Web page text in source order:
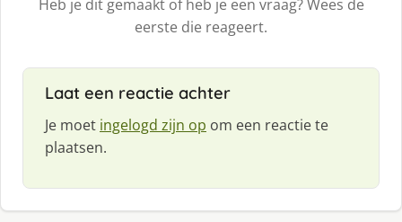
Heb je dit gemaakt of heb je een vraag? Wees de
eerste die reageert.
Laat een reactie achter
Je moet ingelogd zijn op om een reactie te
plaatsen.